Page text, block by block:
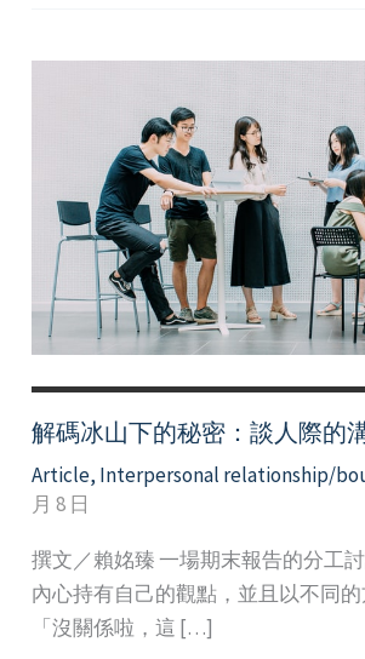
解碼冰山下的秘密：談人際的
Article, Interpersonal relationship/
月 8 日
撰文／賴姳臻 一場期末報告的分工
內心持有自己的觀點，並且以不同
「沒關係啦，這 […]